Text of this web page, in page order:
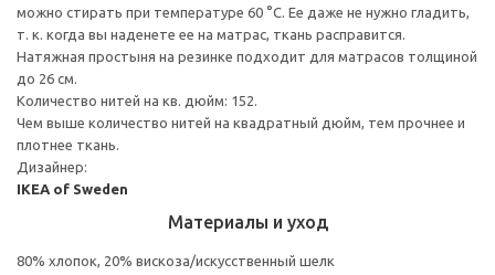
можно стирать при температуре 60 °C. Ее даже не нужно гладить,
т. к. когда вы наденете ее на матрас, ткань расправится.
Натяжная простыня на резинке подходит для матрасов толщиной
до 26 см.
Количество нитей на кв. дюйм: 152.
Чем выше количество нитей на квадратный дюйм, тем прочнее и
плотнее ткань.
Дизайнер:
IKEA of Sweden
Материалы и уход
80% хлопок, 20% вискоза/искусственный шелк